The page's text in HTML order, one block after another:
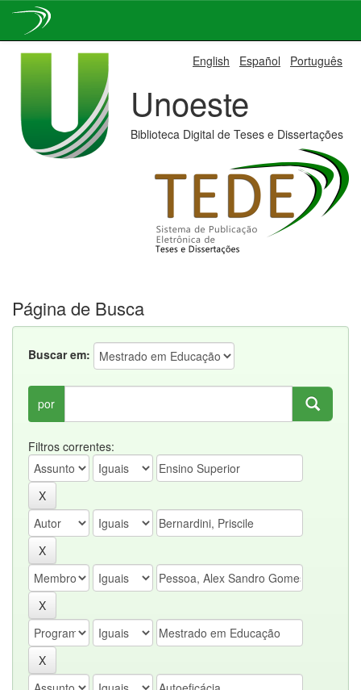
English Español Português
Unoeste
Biblioteca Digital de Teses e Dissertações
Página de Busca
Buscar em:
por
Filtros correntes: